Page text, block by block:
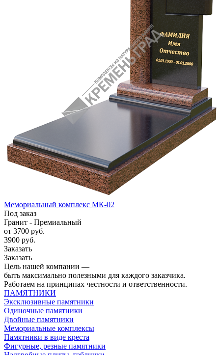
Мемориальный комплекс МК-02
Под заказ
Гранит - Премиальный
от 3700 руб.
3900 руб.
Заказать
Заказать
Цель нашей компании —
быть максимально полезными для каждого заказчика.
Работаем на принципах честности и ответственности.
ПАМЯТНИКИ
Эксклюзивные памятники
Одиночные памятники
Двойные памятники
Мемориальные комплексы
Памятники в виде креста
Фигурные, резные памятники